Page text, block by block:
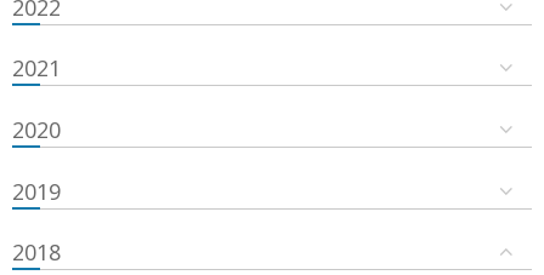
2022
2021
2020
2019
2018